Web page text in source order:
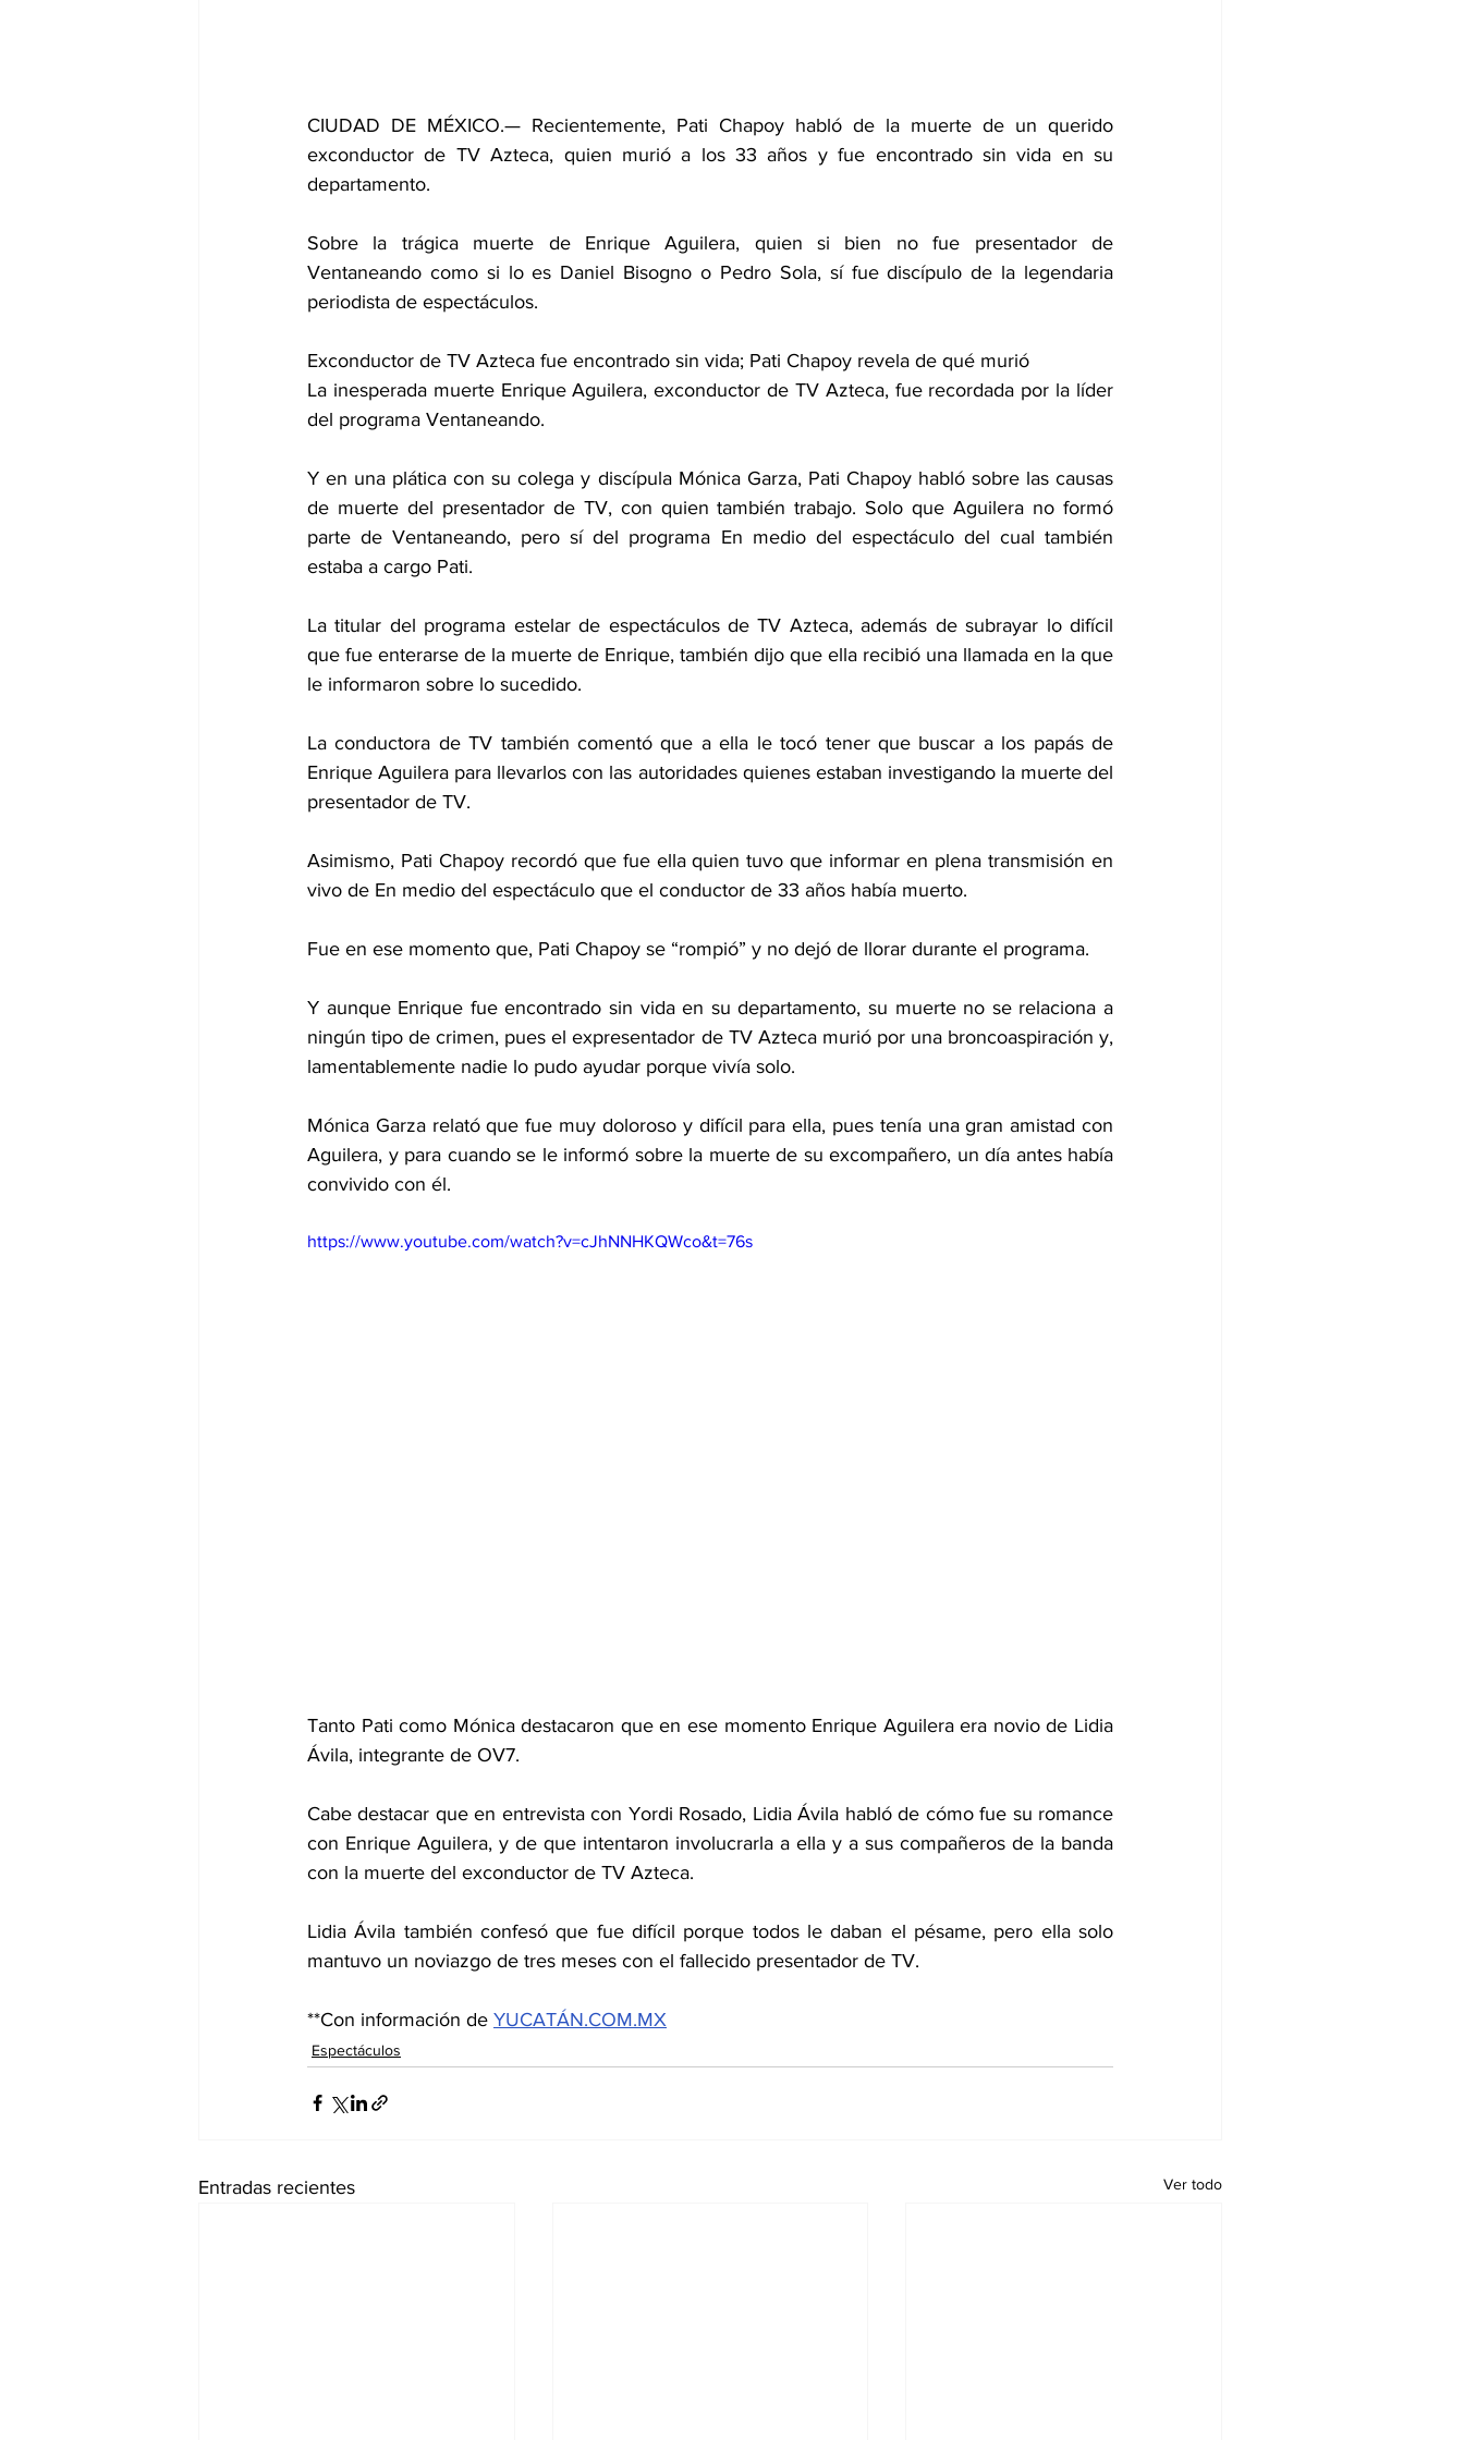
CIUDAD DE MÉXICO.— Recientemente, Pati Chapoy habló de la muerte de un querido
exconductor de TV Azteca, quien murió a los 33 años y fue encontrado sin vida en su
departamento.
Sobre la trágica muerte de Enrique Aguilera, quien si bien no fue presentador de
Ventaneando como si lo es Daniel Bisogno o Pedro Sola, sí fue discípulo de la legendaria
periodista de espectáculos.
Exconductor de TV Azteca fue encontrado sin vida; Pati Chapoy revela de qué murió
La inesperada muerte Enrique Aguilera, exconductor de TV Azteca, fue recordada por la líder
del programa Ventaneando.
Y en una plática con su colega y discípula Mónica Garza, Pati Chapoy habló sobre las causas
de muerte del presentador de TV, con quien también trabajo. Solo que Aguilera no formó
parte de Ventaneando, pero sí del programa En medio del espectáculo del cual también
estaba a cargo Pati.
La titular del programa estelar de espectáculos de TV Azteca, además de subrayar lo difícil
que fue enterarse de la muerte de Enrique, también dijo que ella recibió una llamada en la que
le informaron sobre lo sucedido.
La conductora de TV también comentó que a ella le tocó tener que buscar a los papás de
Enrique Aguilera para llevarlos con las autoridades quienes estaban investigando la muerte del
presentador de TV.
Asimismo, Pati Chapoy recordó que fue ella quien tuvo que informar en plena transmisión en
vivo de En medio del espectáculo que el conductor de 33 años había muerto.
Fue en ese momento que, Pati Chapoy se “rompió” y no dejó de llorar durante el programa.
Y aunque Enrique fue encontrado sin vida en su departamento, su muerte no se relaciona a
ningún tipo de crimen, pues el expresentador de TV Azteca murió por una broncoaspiración y,
lamentablemente nadie lo pudo ayudar porque vivía solo.
Mónica Garza relató que fue muy doloroso y difícil para ella, pues tenía una gran amistad con
Aguilera, y para cuando se le informó sobre la muerte de su excompañero, un día antes había
convivido con él.
https://www.youtube.com/watch?v=cJhNNHKQWco&t=76s
Tanto Pati como Mónica destacaron que en ese momento Enrique Aguilera era novio de Lidia
Ávila, integrante de OV7.
Cabe destacar que en entrevista con Yordi Rosado, Lidia Ávila habló de cómo fue su romance
con Enrique Aguilera, y de que intentaron involucrarla a ella y a sus compañeros de la banda
con la muerte del exconductor de TV Azteca.
Lidia Ávila también confesó que fue difícil porque todos le daban el pésame, pero ella solo
mantuvo un noviazgo de tres meses con el fallecido presentador de TV.
**Con información de YUCATÁN.COM.MX
Espectáculos
Entradas recientes Ver todo